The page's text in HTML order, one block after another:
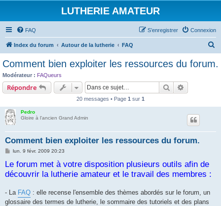
LUTHERIE AMATEUR
FAQ Connexion
S’enregistrer
Index du forum Autour de la lutherie FAQ
c
Comment bien exploiter les ressources du forum.
Modérateur : FAQueurs
Répondre Rechercher
20 messages • Page 1 sur 1
Pedro
Gloire à l'ancien Grand Admin
Comment bien exploiter les ressources du forum.
M
s
s
a
lun. 9 févr. 2009 20:23
Le forum met à votre disposition plusieurs outils afin de
découvrir la lutherie amateur et le travail des membres :
- La FAQ : elle recense l'ensemble des thèmes abordés sur le forum, un
glossaire des termes de lutherie, le sommaire des tutoriels et des plans